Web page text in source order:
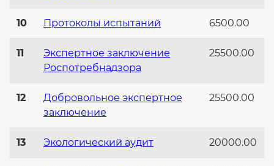
10 Протоколы испытаний 6500.00
11
Экспертное заключение
Роспотребнадзора
25500.00
12
Добровольное экспертное
заключение
25500.00
13 Экологический аудит 20000.00